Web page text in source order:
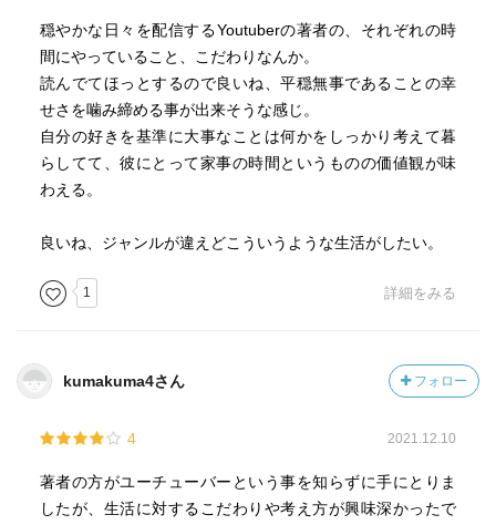
穏やかな日々を配信するYoutuberの著者の、それぞれの時
間にやっていること、こだわりなんか。
読んでてほっとするので良いね、平穏無事であることの幸
せさを噛み締める事が出来そうな感じ。
自分の好きを基準に大事なことは何かをしっかり考えて暮
らしてて、彼にとって家事の時間というものの価値観が味
わえる。
良いね、ジャンルが違えどこういうような生活がしたい。
1 詳細をみる
kumakuma4さん フォロー
4 2021.12.10
著者の方がユーチューバーという事を知らずに手にとりま
したが、生活に対するこだわりや考え方が興味深かったで